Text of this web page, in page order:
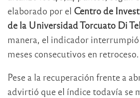
elaborado por el Centro de
de la Universidad Torcuato Di
manera, el indicador interrumpió
meses consecutivos en retroceso.
Pese a la recuperación frente a
advirtió que el índice todavía se